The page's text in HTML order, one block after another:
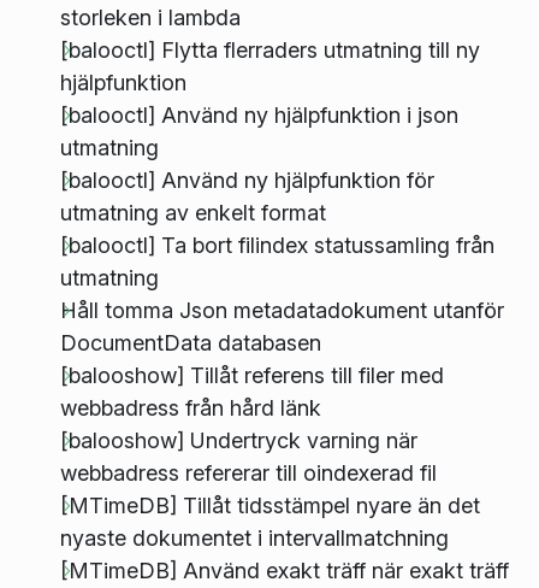
storleken i lambda
[balooctl] Flytta flerraders utmatning till ny
hjälpfunktion
[balooctl] Använd ny hjälpfunktion i json
utmatning
[balooctl] Använd ny hjälpfunktion för
utmatning av enkelt format
[balooctl] Ta bort filindex statussamling från
utmatning
Håll tomma Json metadatadokument utanför
DocumentData databasen
[balooshow] Tillåt referens till filer med
webbadress från hård länk
[balooshow] Undertryck varning när
webbadress refererar till oindexerad fil
[MTimeDB] Tillåt tidsstämpel nyare än det
nyaste dokumentet i intervallmatchning
[MTimeDB] Använd exakt träff när exakt träff